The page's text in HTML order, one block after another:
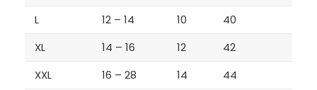
L
12 – 14 10
40
XL
14 – 16 12
42
XXL
16 – 28 14 44